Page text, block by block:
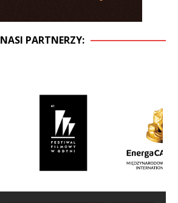
NASI PARTNERZY: